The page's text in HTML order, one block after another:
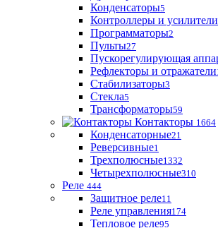
Конденсаторы5
Контроллеры и усилители
Программаторы2
Пульты27
Пускорегулирующая
Рефлекторы и отражатели
Стабилизаторы3
Стекла5
Трансформаторы59
Контакторы 1664
Конденсаторные21
Реверсивные1
Трехполюсные1332
Четырехполюсные310
Реле 444
Защитное реле11
Реле управления174
Тепловое реле95